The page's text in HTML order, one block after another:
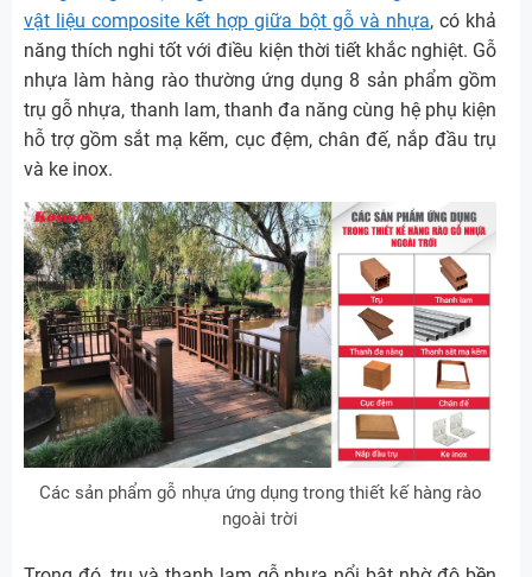
vật liệu composite kết hợp giữa bột gỗ và nhựa, có khả
năng thích nghi tốt với điều kiện thời tiết khắc nghiệt. Gỗ
nhựa làm hàng rào thường ứng dụng 8 sản phẩm gồm
trụ gỗ nhựa, thanh lam, thanh đa năng cùng hệ phụ kiện
hỗ trợ gồm sắt mạ kẽm, cục đệm, chân đế, nắp đầu trụ
và ke inox.
Các sản phẩm gỗ nhựa ứng dụng trong thiết kế hàng rào
ngoài trời